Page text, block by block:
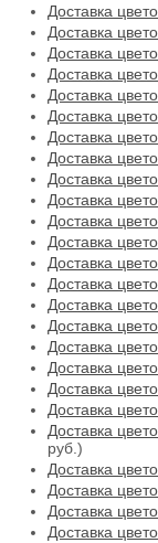
Доставка
Доставка
Доставка
Доставка
Доставка
Доставка
Доставка
Доставка
Доставка
Доставка
Доставка
Доставка
Доставка
Доставка
Доставка
Доставка
Доставка
Доставка
Доставка
Доставка
Доставка
руб.)
Доставка
Доставка
Доставка
Доставка